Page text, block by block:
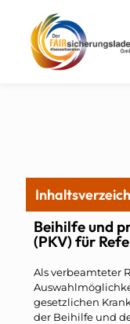
Beihilfe und
(PKV) für
Als verbeamteter
gesetzlichen
der Beihilfe und